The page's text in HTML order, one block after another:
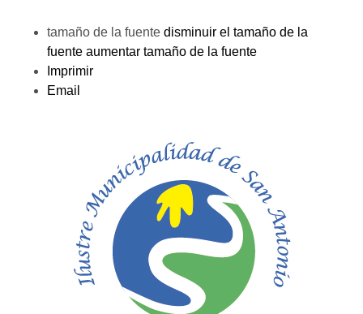
tamaño de la fuente disminuir el tamaño de la
fuente aumentar tamaño de la fuente
Imprimir
Email